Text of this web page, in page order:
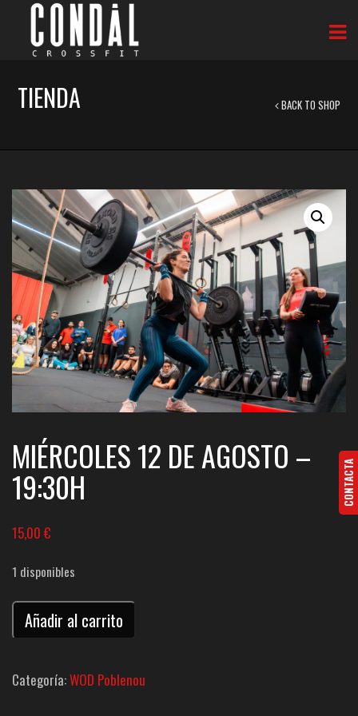
TIENDA BACK TO SHOP
MIÉRCOLES 12 DE AGOSTO –
19:30H
15,00 €
1 disponibles
WOD
Poblenou
Miércoles
Añadir al carrito
Categoría:WOD Poblenou
CONTACTA